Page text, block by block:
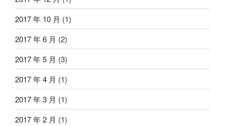
2017 年 10 月 (1)
2017 年 6 月 (2)
2017 年 5 月 (3)
2017 年 4 月 (1)
2017 年 3 月 (1)
2017 年 2 月 (1)